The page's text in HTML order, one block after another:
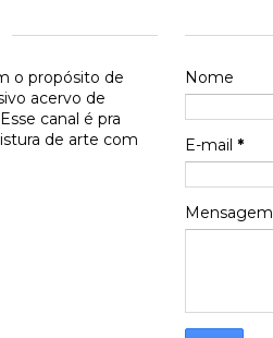
o propósito de
acervo de
canal é pra
de arte com
Nome
E-mail *
Mensagem